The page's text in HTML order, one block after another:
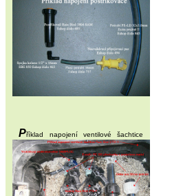
Příklad napojení ventilové šachtice